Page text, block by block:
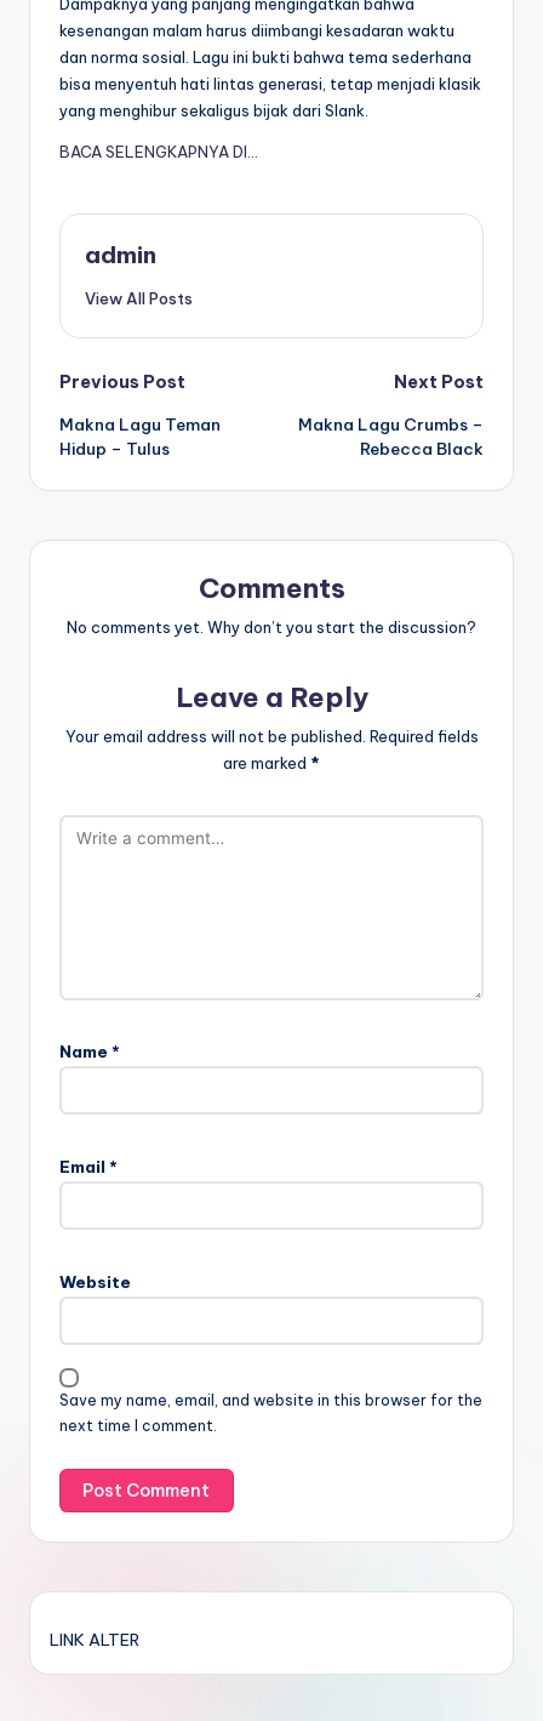
kesenangan malam harus diimbangi kesadaran waktu
dan norma sosial. Lagu ini bukti bahwa tema sederhana
bisa menyentuh hati lintas generasi, tetap menjadi klasik
yang menghibur sekaligus bijak dari Slank.
BACA SELENGKAPNYA DI…
admin
View All Posts
Post
navigation
Previous Post
Makna Lagu Teman
Hidup – Tulus
Next Post
Makna Lagu Crumbs –
Rebecca Black
Comments
No comments yet. Why don’t you start the discussion?
Leave a Reply
Your email address will not be published. Required fields
are marked *
Name *
Email *
Website
Save my name, email, and website in this browser for the
next time I comment.
LINK ALTER